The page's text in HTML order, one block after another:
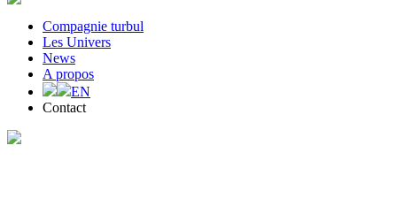
Compagnie turbul
Les Univers
News
A propos
EN
Contact